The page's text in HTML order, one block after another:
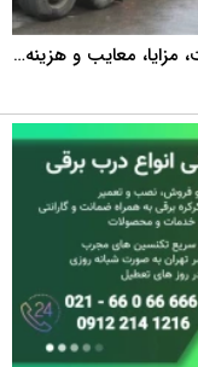
بلوک هبلکس یا بلوک سیمانی؟ مقایسه قیمت، مزایا، معایب و هزینه واقعی اجرای دیوار